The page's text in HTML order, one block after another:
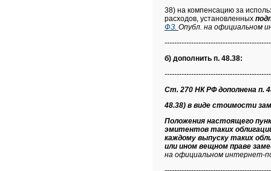
38) на компенсацию за
расходов, установленных
ФЗ. Опубл. на официальном
б) дополнить п. 48.38:
Ст. 270 НК РФ дополнена п.
48.38) в виде стоимости
Положения настоящего
эмитентов таких
каждому выпуску таких
или ином вещном праве
на официальном интернет-